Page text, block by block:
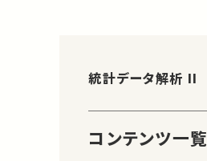
統計データ解析 II
コンテンツ一覧